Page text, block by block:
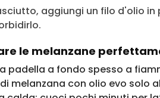
aggiungi un filo d'olio in
le melanzane
padella a fondo spesso a
melanzana con olio evo solo